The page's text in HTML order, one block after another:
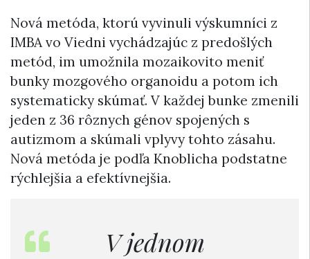
Nová metóda, ktorú vyvinuli výskumníci z
IMBA vo Viedni vychádzajúc z predošlých
metód, im umožnila mozaikovito meniť
bunky mozgového organoidu a potom ich
systematicky skúmať. V každej bunke zmenili
jeden z 36 rôznych génov spojených s
autizmom a skúmali vplyvy tohto zásahu.
Nová metóda je podľa Knoblicha podstatne
rýchlejšia a efektívnejšia.
V jednom